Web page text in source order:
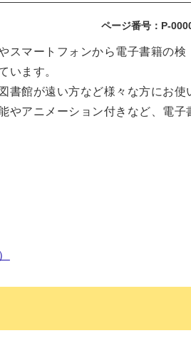
ページ番号：P-
スマートフォンから電子書籍の検
います。
書館が遠い方など様々な方にお使
やアニメーション付きなど、電子